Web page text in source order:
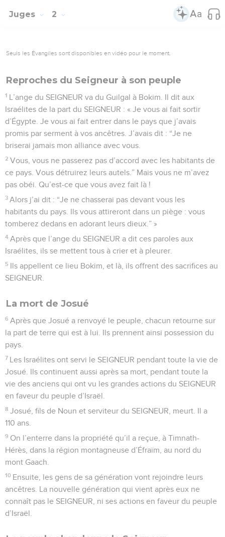
Juges 2
Seuls les Évangiles sont disponibles en vidéo pour le moment.
Reproches du Seigneur à son peuple
1 L’ange du SEIGNEUR va du Guilgal à Bokim. Il dit aux
Israélites de la part du SEIGNEUR : « Je vous ai fait sortir
d’Égypte. Je vous ai fait entrer dans le pays que j’avais
promis par serment à vos ancêtres. J’avais dit : “Je ne
briserai jamais mon alliance avec vous.
2 Vous, vous ne passerez pas d’accord avec les habitants de
ce pays. Vous détruirez leurs autels.” Mais vous ne m’avez
pas obéi. Qu’est-ce que vous avez fait là !
3 Alors j’ai dit : “Je ne chasserai pas devant vous les
habitants du pays. Ils vous attireront dans un piège : vous
tomberez dedans en adorant leurs dieux.” »
4 Après que l’ange du SEIGNEUR a dit ces paroles aux
Israélites, ils se mettent tous à crier et à pleurer.
5 Ils appellent ce lieu Bokim, et là, ils offrent des sacrifices au
SEIGNEUR.
La mort de Josué
6 Après que Josué a renvoyé le peuple, chacun retourne sur
la part de terre qui est à lui. Ils prennent ainsi possession du
pays.
7 Les Israélites ont servi le SEIGNEUR pendant toute la vie de
Josué. Ils continuent aussi après sa mort, pendant toute la
vie des anciens qui ont vu les grandes actions du SEIGNEUR
en faveur du peuple d’Israël.
8 Josué, fils de Noun et serviteur du SEIGNEUR, meurt. Il a
110 ans.
9 On l’enterre dans la propriété qu’il a reçue, à Timnath-
Hérès, dans la région montagneuse d’Éfraïm, au nord du
mont Gaach.
10 Ensuite, les gens de sa génération vont rejoindre leurs
ancêtres. La nouvelle génération qui vient après eux ne
connaît pas le SEIGNEUR, ni ses actions en faveur du peuple
d’Israël.